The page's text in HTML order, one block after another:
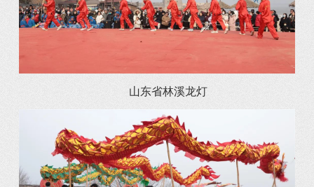
山东省林溪龙灯